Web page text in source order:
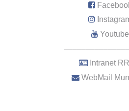
Youtube
Intranet
WebMail